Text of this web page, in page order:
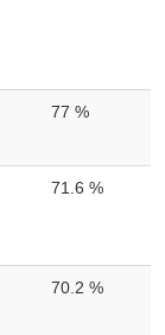
77 %
71.6 %
70.2 %